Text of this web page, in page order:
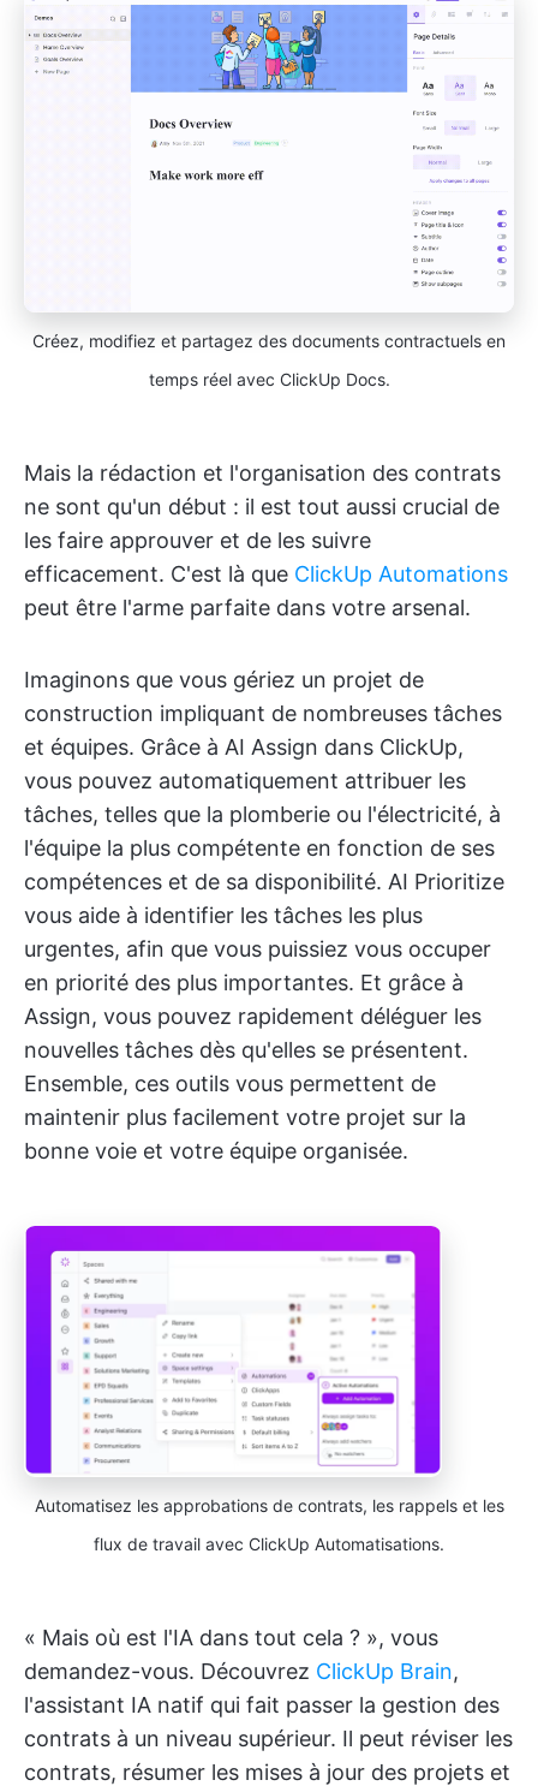
Créez, modifiez et partagez des documents contractuels en
temps réel avec ClickUp Docs.
Mais la rédaction et l'organisation des contrats
ne sont qu'un début : il est tout aussi crucial de
les faire approuver et de les suivre
efficacement. C'est là que ClickUp Automations
peut être l'arme parfaite dans votre arsenal.
Imaginons que vous gériez un projet de
construction impliquant de nombreuses tâches
et équipes. Grâce à AI Assign dans ClickUp,
vous pouvez automatiquement attribuer les
tâches, telles que la plomberie ou l'électricité, à
l'équipe la plus compétente en fonction de ses
compétences et de sa disponibilité. AI Prioritize
vous aide à identifier les tâches les plus
urgentes, afin que vous puissiez vous occuper
en priorité des plus importantes. Et grâce à
Assign, vous pouvez rapidement déléguer les
nouvelles tâches dès qu'elles se présentent.
Ensemble, ces outils vous permettent de
maintenir plus facilement votre projet sur la
bonne voie et votre équipe organisée.
Automatisez les approbations de contrats, les rappels et les
flux de travail avec ClickUp Automatisations.
« Mais où est l'IA dans tout cela ? », vous
demandez-vous. Découvrez ClickUp Brain,
l'assistant IA natif qui fait passer la gestion des
contrats à un niveau supérieur. Il peut réviser les
contrats, résumer les mises à jour des projets et